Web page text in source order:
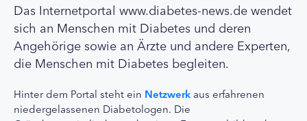
Das Internetportal www.diabetes-news.de wendet
sich an Menschen mit Diabetes und deren
Angehörige sowie an Ärzte und andere Experten,
die Menschen mit Diabetes begleiten.
Hinter dem Portal steht ein Netzwerk aus erfahrenen
niedergelassenen Diabetologen. Die